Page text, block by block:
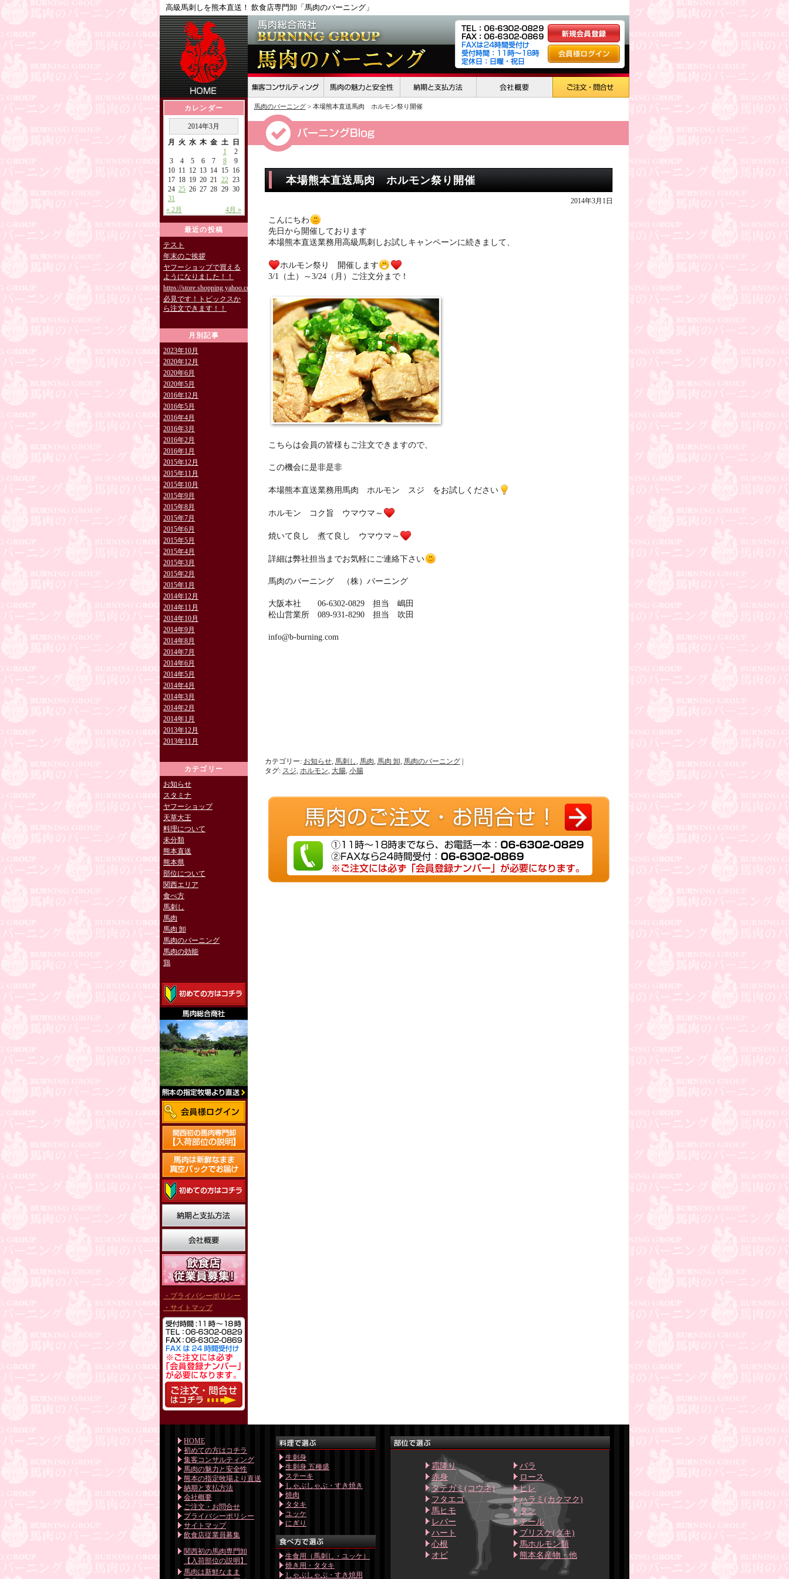
高級馬刺しを熊本直送！ 飲食店専門卸「馬肉のバーニング」
カレンダー
2014年3月
月
火 水 木 金 土 日
« 2月 4月 »
1
2
3
4 5 6 7 8
9
10 11 12 13 14 15
16
17 18 19 20 21 22 23
24 25 26 27 28 29 30
31
最近の投稿
テスト
年末のご挨拶
ヤフーショップで買える
ようになりました！！
https://store.shopping.yahoo.co.jp/burning829/
必見です！トピックスか
ら注文できます！！
月別記事
2023年10月
2020年12月
2020年6月
2020年5月
2016年12月
2016年5月
2016年4月
2016年3月
2016年2月
2016年1月
2015年12月
2015年11月
2015年10月
2015年9月
2015年8月
2015年7月
2015年6月
2015年5月
2015年4月
2015年3月
2015年2月
2015年1月
2014年12月
2014年11月
2014年10月
2014年9月
2014年8月
2014年7月
2014年6月
2014年5月
2014年4月
2014年3月
2014年2月
2014年1月
2013年12月
2013年11月
カテゴリー
お知らせ
スタミナ
ヤフーショップ
天草大王
料理について
未分類
熊本直送
熊本県
部位について
関西エリア
食べ方
馬刺し
馬肉
馬肉 卸
馬肉のバーニング
馬肉の効能
鶏
・プライバシーポリシー
・サイトマップ
馬肉のバーニング> 本場熊本直送馬肉 ホルモン祭り開催
本場熊本直送馬肉 ホルモン祭り開催
2014年3月1日
こんにちわ
先日から開催しております
本場熊本直送業務用高級馬刺しお試しキャンペーンに続きまして、
ホルモン祭り 開催します
3/1（土）～3/24（月）ご注文分まで！
こちらは会員の皆様もご注文できますので、
この機会に是非是非
本場熊本直送業務用馬肉 ホルモン スジ をお試しください
ホルモン コク旨 ウマウマ～
焼いて良し 煮て良し ウマウマ～
詳細は弊社担当までお気軽にご連絡下さい
馬肉のバーニング （株）バーニング
大阪本社 06-6302-0829 担当 嶋田
松山営業所 089-931-8290 担当 吹田
info@b-burning.com
カテゴリー: お知らせ, 馬刺し, 馬肉, 馬肉 卸, 馬肉のバーニング
タグ: スジ, ホルモン, 大腸, 小腸
HOME
初めての方はコチラ
集客コンサルティング
馬肉の魅力と安全性
熊本の指定牧場より直送
納期と支払方法
会社概要
ご注文・お問合せ
プライバシーポリシー
サイトマップ
飲食店従業員募集
関西初の馬肉専門卸
【入荷部位の説明】
馬肉は新鮮なまま
生刺身
生刺身 五種盛
ステーキ
しゃぶしゃぶ・すき焼き
焼肉
タタキ
ユッケ
にぎり
生食用（馬刺し・ユッケ）
焼き用・タタキ
しゃぶしゃぶ・すき焼用
霜降り
赤身
タテガミ(コウネ)
フタエゴ
馬ヒモ
レバー
ハート
心根
オビ
バラ
ロース
ヒレ
ハラミ(カクマク)
タン
テール
ブリスケ(ダキ)
馬ホルモン類
熊本名産物・他